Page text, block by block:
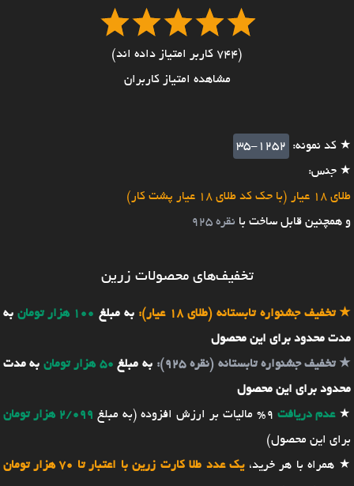
(744 کاربر امتیاز داده اند)
مشاهده امتیاز کاربران
★ کد نمونه:
35-1252
★ جنس:
طلای 18 عیار (با حک کد طلای 18 عیار پشت کار)
و همچنین قابل ساخت با نقره 925
تخفیف‌های محصولات زرین
★تخفیف جشنواره تابستانه (طلای 18 عیار): به مبلغ 100 هزار تومان
به
مدت محدود برای این محصول
★تخفیف جشنواره تابستانه (نقره 925): به مبلغ 50 هزار تومان
به مدت
محدود برای این محصول
★عدم دریافت 9% مالیات بر ارزش افزوده (به مبلغ
2/099 هزار تومان
برای این محصول)
★ همراه با هر خرید،یک عدد طلا کارت زرین با اعتبار تا 70 هزار تومان